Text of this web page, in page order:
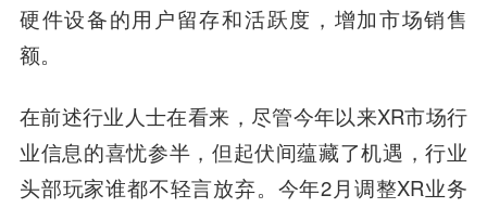
硬件设备的用户留存和活跃度，增加市场销售
额。
在前述行业人士在看来，尽管今年以来XR市场行
业信息的喜忧参半，但起伏间蕴藏了机遇，行业
头部玩家谁都不轻言放弃。今年2月调整XR业务